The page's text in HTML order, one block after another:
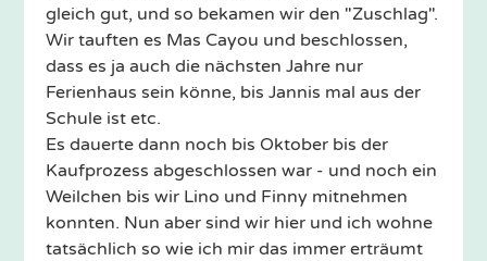
gleich gut, und so bekamen wir den "Zuschlag".
Wir tauften es Mas Cayou und beschlossen,
dass es ja auch die nächsten Jahre nur
Ferienhaus sein könne, bis Jannis mal aus der
Schule ist etc.
Es dauerte dann noch bis Oktober bis der
Kaufprozess abgeschlossen war - und noch ein
Weilchen bis wir Lino und Finny mitnehmen
konnten. Nun aber sind wir hier und ich wohne
tatsächlich so wie ich mir das immer erträumt